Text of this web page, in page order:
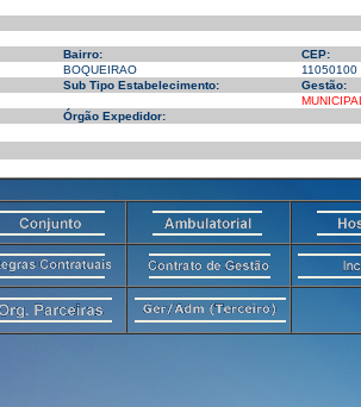
Bairro:
CEP:
BOQUEIRAO
11050100
Sub Tipo Estabelecimento:
Gestão:
Órgão Expedidor: